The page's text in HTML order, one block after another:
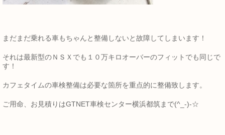
まだまだ乗れる車もちゃんと整備しないと故障してしまいます！
それは最新型のＮＳＸでも１０万キロオーバーのフィットでも同じで
す！
カフェタイムの車検整備は必要な箇所を重点的に整備致します。
ご用命、お見積りはGTNET車検センター横浜都筑まで(^_-)-☆